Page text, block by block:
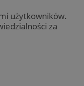
użytkowników.
za